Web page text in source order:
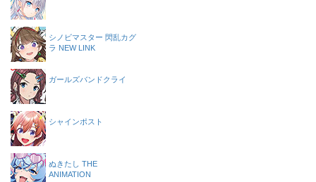
シノビマスター 閃乱カグ
ラ NEW LINK
ガールズバンドクライ
シャインポスト
ぬきたし THE
ANIMATION